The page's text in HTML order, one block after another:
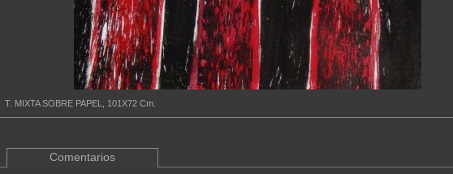
T. MIXTA SOBRE PAPEL, 101X72 Cm.
Comentarios